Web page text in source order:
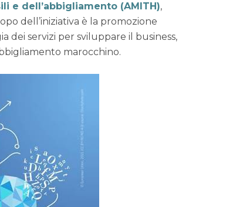
e dell’abbigliamento (AMITH),
dell’iniziativa è la promozione
dei servizi per sviluppare il business,
marocchino.